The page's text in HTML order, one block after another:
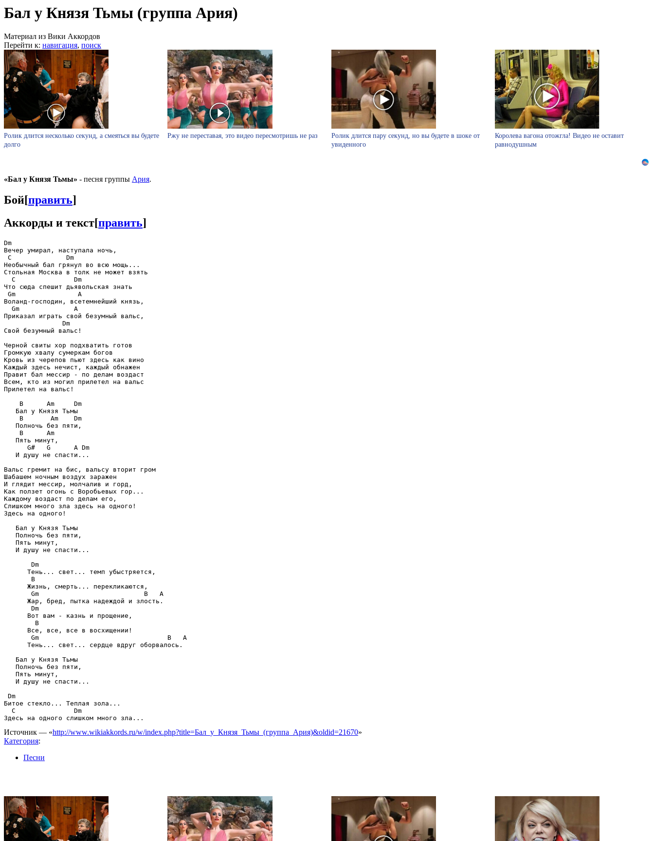
Бал у Князя Тьмы (группа Ария)
Материал из Вики Аккордов
Перейти к: навигация, поиск
Ролик длится несколько секунд, а смеяться вы будете
долго
Ржу не переставая, это видео пересмотришь не раз
Ролик длится пару секунд, но вы будете в шоке от
увиденного
Королева вагона отожгла! Видео не оставит
равнодушным
«Бал у Князя Тьмы» - песня группы Ария.
Бой[править]
Аккорды и текст[править]
Dm
Вечер умирал, наступала ночь,
C              Dm
Необычный бал грянул во всю мощь...
Стольная Москва в толк не может взять
  C               Dm
Что сюда спешит дьявольская знать
Gm                A
Воланд-господин, всетемнейший князь,
  Gm              A
Приказал играть свой безумный вальс,
               Dm
Свой безумный вальс!
Черной свиты хор подхватить готов
Громкую хвалу сумеркам богов
Кровь из черепов пьют здесь как вино
Каждый здесь нечист, каждый обнажен
Правит бал мессир - по делам воздаст
Всем, кто из могил прилетел на вальс
Прилетел на вальс!
    B      Am     Dm
   Бал у Князя Тьмы
    B       Am    Dm
   Полночь без пяти,
    B      Am
   Пять минут,
      G#   G      A Dm
   И душу не спасти...
Вальс гремит на бис, вальсу вторит гром
Шабашем ночным воздух заражен
И глядит мессир, молчалив и горд,
Как ползет огонь с Воробьевых гор...
Каждому воздаст по делам его,
Слишком много зла здесь на одного!
Здесь на одного!
   Бал у Князя Тьмы
   Полночь без пяти,
   Пять минут,
   И душу не спасти...
       Dm
      Тень... свет... темп убыстряется,
       B
      Жизнь, смерть... перекликаются,
       Gm                           B   A
      Жар, бред, пытка надеждой и злость.
       Dm
      Вот вам - казнь и прощение,
        B
      Все, все, все в восхищении!
       Gm                                 B   A
      Тень... свет... сердце вдруг оборвалось.
   Бал у Князя Тьмы
   Полночь без пяти,
   Пять минут,
   И душу не спасти...
Dm
Битое стекло... Теплая зола...
  C               Dm
Источник — «http://www.wikiakkords.ru/w/index.php?title=Бал_у_Князя_Тьмы_(группа_Ария)&oldid=21670»
Категория:
Песни